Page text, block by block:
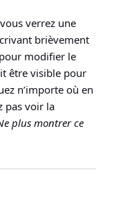
verrez une
brièvement
modifier le
être visible pour
n’importe où en
pas voir la
plus montrer ce